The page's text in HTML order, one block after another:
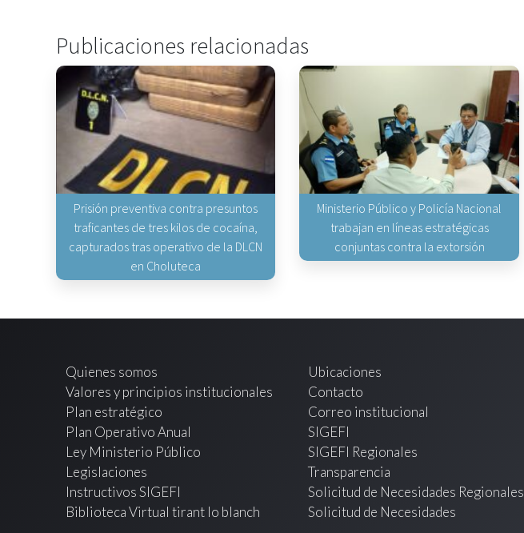
Publicaciones relacionadas
Prisión preventiva contra presuntos
traficantes de tres kilos de cocaína,
capturados tras operativo de la DLCN
en Choluteca
Ministerio Público y Policía Nacional
trabajan en líneas estratégicas
conjuntas contra la extorsión
Quienes somos
Valores y principios institucionales
Plan estratégico
Plan Operativo Anual
Ley Ministerio Público
Legislaciones
Instructivos SIGEFI
Biblioteca Virtual tirant lo blanch
Ubicaciones
Contacto
Correo institucional
SIGEFI
SIGEFI Regionales
Transparencia
Solicitud de Necesidades Regionales
Solicitud de Necesidades